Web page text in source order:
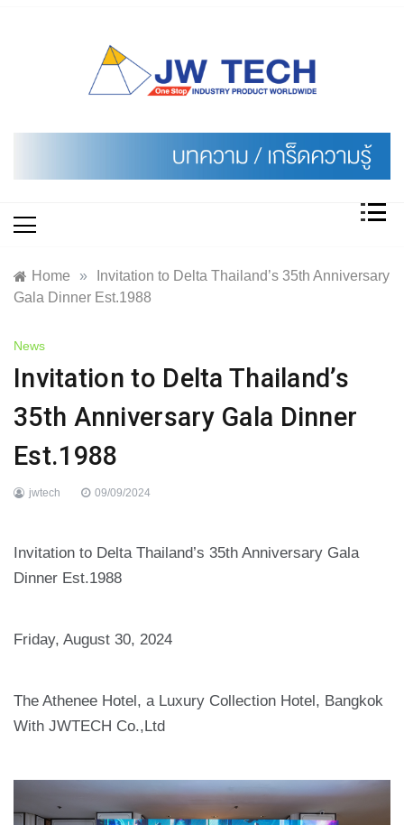
Home »
Invitation to Delta Thailand’s 35th Anniversary
Gala Dinner Est.1988
News
Invitation to Delta Thailand’s
35th Anniversary Gala Dinner
Est.1988
jwtech 09/09/2024
Invitation to Delta Thailand’s 35th Anniversary Gala
Dinner Est.1988
Friday, August 30, 2024
The Athenee Hotel, a Luxury Collection Hotel, Bangkok
With JWTECH Co.,Ltd